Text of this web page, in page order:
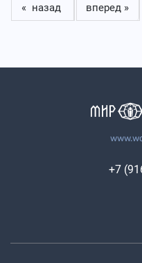
« назад вперед »
+7